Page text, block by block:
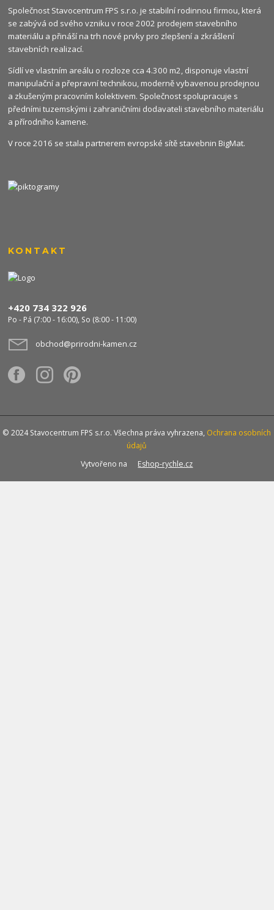
Společnost Stavocentrum FPS s.r.o. je stabilní rodinnou firmou, která
se zabývá od svého vzniku v roce 2002 prodejem stavebního
materiálu a přináší na trh nové prvky pro zlepšení a zkrášlení
stavebních realizací.
Sídlí ve vlastním areálu o rozloze cca 4.300 m2, disponuje vlastní
manipulační a přepravní technikou, moderně vybavenou prodejnou
a zkušeným pracovním kolektivem. Společnost spolupracuje s
předními tuzemskými i zahraničními dodavateli stavebního materiálu
a přírodního kamene.
V roce 2016 se stala partnerem evropské sítě stavebnin BigMat.
KONTAKT
+420 734 322 926
Po - Pá (7:00 - 16:00), So (8:00 - 11:00)
obchod@prirodni-kamen.cz
© 2024 Stavocentrum FPS s.r.o. Všechna práva vyhrazena, Ochrana osobních
údajů
Vytvořeno na
Eshop-rychle.cz